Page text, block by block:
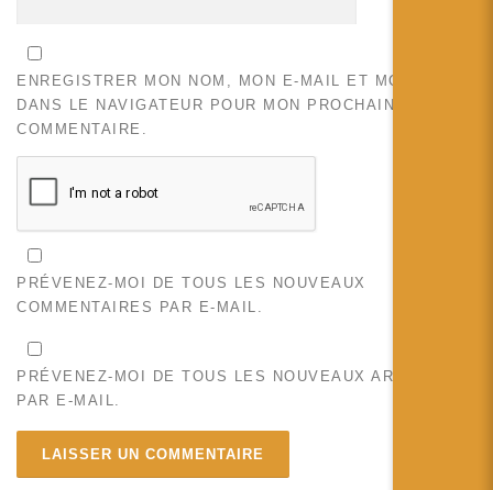
ENREGISTRER MON NOM, MON E-MAIL ET MON SITE
DANS LE NAVIGATEUR POUR MON PROCHAIN
COMMENTAIRE.
PRÉVENEZ-MOI DE TOUS LES NOUVEAUX
COMMENTAIRES PAR E-MAIL.
PRÉVENEZ-MOI DE TOUS LES NOUVEAUX ARTICLES
PAR E-MAIL.